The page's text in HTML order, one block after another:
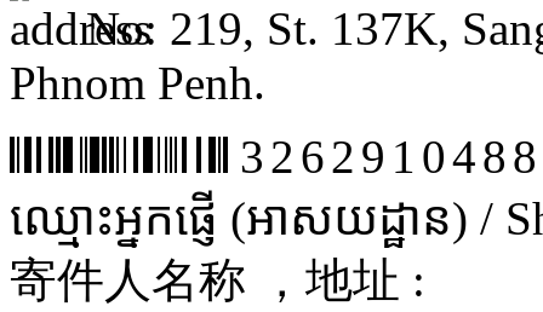
No: 219, St. 137K,
Phnom Penh.
3262910488
ឈ្មោះអ្នកផ្ញើ (អាសយដ្ឋាន) /
寄件人名称 ，地址 :